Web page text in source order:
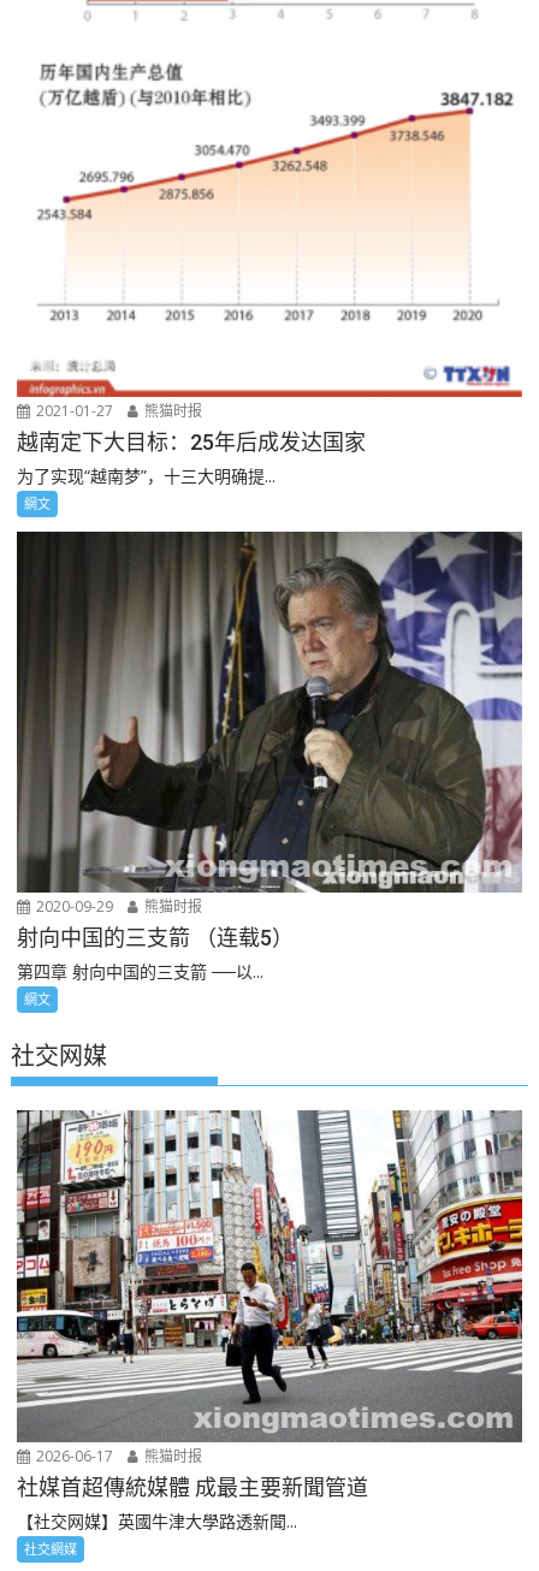
2021-01-27 熊猫时报
越南定下大目标：25年后成发达国家
为了实现“越南梦”，十三大明确提...
網文
2020-09-29 熊猫时报
射向中国的三支箭 （连载5）
第四章 射向中国的三支箭 ──以...
網文
社交网媒
2026-06-17 熊猫时报
社媒首超傳統媒體 成最主要新聞管道
【社交网媒】英國牛津大學路透新聞...
社交網媒